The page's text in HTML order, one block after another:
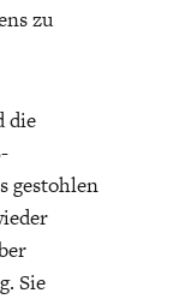
zu
die
gestohlen
Sie